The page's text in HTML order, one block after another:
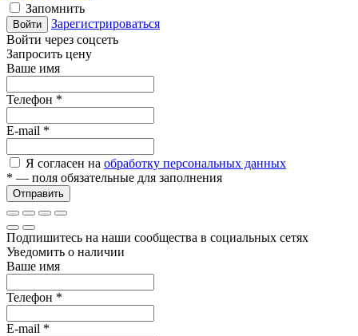
Запомнить
Войти
Зарегистрироваться
Войти через соцсеть
Запросить цену
Ваше имя
Телефон *
E-mail *
Я согласен на обработку персональных данных
* — поля обязательные для заполнения
Отправить
Подпишитесь на наши сообщества в социальных сетях
Уведомить о наличии
Ваше имя
Телефон *
E-mail *